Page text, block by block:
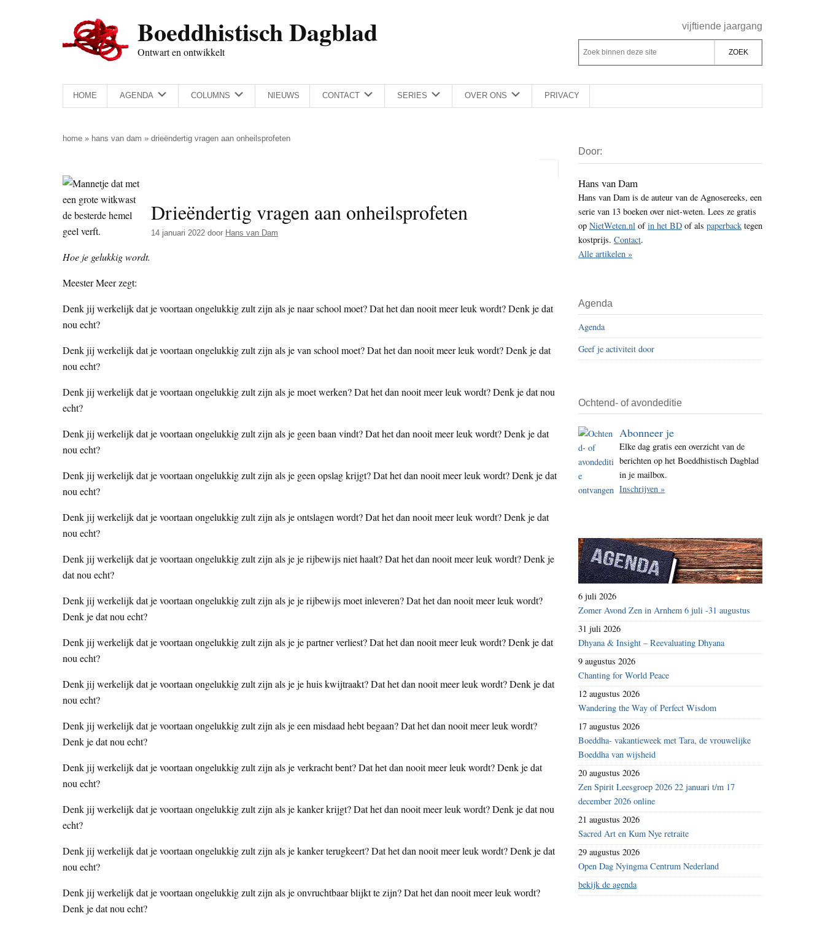
Boeddhistisch Dagblad
Ontwart en ontwikkelt
Rechts
vijftiende jaargang
Z
o
e
k
d
e
z
e
s
i
t
Z
o
k
b
n
n
e
z
e
t
e
HOME AGENDA COLUMNS NIEUWS CONTACT SERIES OVER ONS PRIVACY
home » hans van dam » drieëndertig vragen aan onheilsprofeten
Drieëndertig vragen aan onheilsprofeten
14 januari 2022 door Hans van Dam
Hoe je gelukkig wordt.
Meester Meer zegt:
Denk jij werkelijk dat je voortaan ongelukkig zult zijn als je naar school moet? Dat het dan nooit meer leuk wordt? Denk je dat
nou echt?
Denk jij werkelijk dat je voortaan ongelukkig zult zijn als je van school moet? Dat het dan nooit meer leuk wordt? Denk je dat
nou echt?
Denk jij werkelijk dat je voortaan ongelukkig zult zijn als je moet werken? Dat het dan nooit meer leuk wordt? Denk je dat nou
echt?
Denk jij werkelijk dat je voortaan ongelukkig zult zijn als je geen baan vindt? Dat het dan nooit meer leuk wordt? Denk je dat
nou echt?
Denk jij werkelijk dat je voortaan ongelukkig zult zijn als je geen opslag krijgt? Dat het dan nooit meer leuk wordt? Denk je dat
nou echt?
Denk jij werkelijk dat je voortaan ongelukkig zult zijn als je ontslagen wordt? Dat het dan nooit meer leuk wordt? Denk je dat
nou echt?
Denk jij werkelijk dat je voortaan ongelukkig zult zijn als je je rijbewijs niet haalt? Dat het dan nooit meer leuk wordt? Denk je
dat nou echt?
Denk jij werkelijk dat je voortaan ongelukkig zult zijn als je je rijbewijs moet inleveren? Dat het dan nooit meer leuk wordt?
Denk je dat nou echt?
Denk jij werkelijk dat je voortaan ongelukkig zult zijn als je je partner verliest? Dat het dan nooit meer leuk wordt? Denk je dat
nou echt?
Denk jij werkelijk dat je voortaan ongelukkig zult zijn als je je huis kwijtraakt? Dat het dan nooit meer leuk wordt? Denk je dat
nou echt?
Denk jij werkelijk dat je voortaan ongelukkig zult zijn als je een misdaad hebt begaan? Dat het dan nooit meer leuk wordt?
Denk je dat nou echt?
Denk jij werkelijk dat je voortaan ongelukkig zult zijn als je verkracht bent? Dat het dan nooit meer leuk wordt? Denk je dat
nou echt?
Denk jij werkelijk dat je voortaan ongelukkig zult zijn als je kanker krijgt? Dat het dan nooit meer leuk wordt? Denk je dat nou
echt?
Denk jij werkelijk dat je voortaan ongelukkig zult zijn als je kanker terugkeert? Dat het dan nooit meer leuk wordt? Denk je dat
nou echt?
Denk jij werkelijk dat je voortaan ongelukkig zult zijn als je onvruchtbaar blijkt te zijn? Dat het dan nooit meer leuk wordt?
Denk je dat nou echt?
Sidebar
Door:
Hans van Dam
Hans van Dam is de auteur van de Agnosereeks, een
serie van 13 boeken over niet-weten. Lees ze gratis
op NietWeten.nl ofin het BD of als paperback tegen
kostprijs. Contact.
Alle artikelen »
Agenda
Agenda
Geef je activiteit door
Ochtend- of avondeditie
Abonneer je
Elke dag gratis een overzicht van de
berichten op het Boeddhistisch Dagblad
in je mailbox.
Inschrijven »
6 juli 2026
Zomer Avond Zen in Arnhem 6 juli -31 augustus
31 juli 2026
Dhyana & Insight – Reevaluating Dhyana
9 augustus 2026
Chanting for World Peace
12 augustus 2026
Wandering the Way of Perfect Wisdom
17 augustus 2026
Boeddha- vakantieweek met Tara, de vrouwelijke
Boeddha van wijsheid
20 augustus 2026
Zen Spirit Leesgroep 2026 22 januari t/m 17
december 2026 online
21 augustus 2026
Sacred Art en Kum Nye retraite
29 augustus 2026
Open Dag Nyingma Centrum Nederland
bekijk de agenda